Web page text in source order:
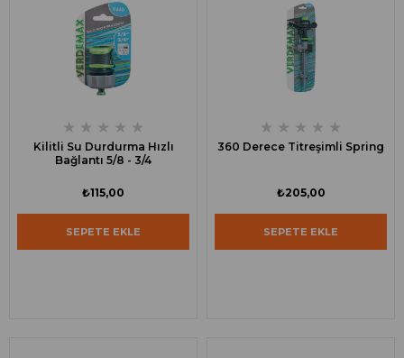
★ ★ ★ ★ ★
Kilitli Su Durdurma Hızlı
Bağlantı 5/8 - 3/4
₺115,00
SEPETE EKLE
★ ★ ★ ★ ★
360 Derece Titreşimli Spring
₺205,00
SEPETE EKLE